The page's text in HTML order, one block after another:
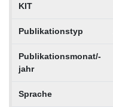
KIT
Publikationstyp
Publikationsmonat/-
jahr
Sprache